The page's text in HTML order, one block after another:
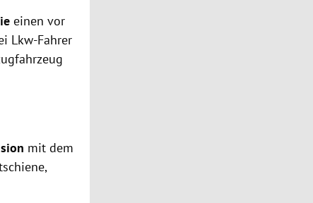
einen vor
Lkw-Fahrer
mit dem